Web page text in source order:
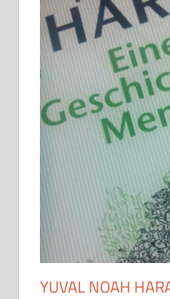
YUVAL NOAH